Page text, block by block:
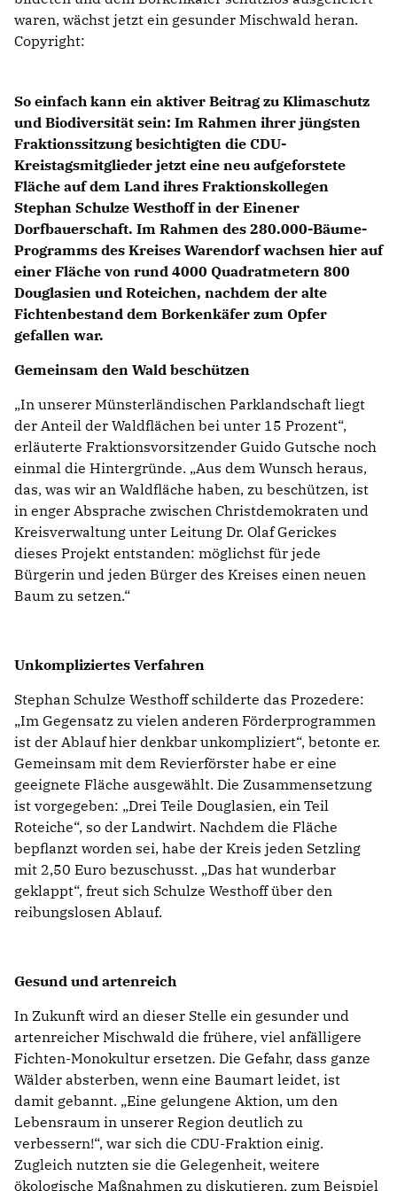
KREISAUSSCHUSS
AUSSCHUSS FÜR KINDER, JUGENDLICHE UND FAMILIEN
AUSSCHUSS FÜR SCHULE, KULTUR UND SPORT
FINANZAUSSCHUSS
AUSSCHUSS FÜR ARBEIT, SOZIALES UND GESUNDHEIT
AUSSCHUSS FÜR WIRTSCHAFT, UMWELT UND PLANUNG
POLIZEIBEIRAT
CDU Kreisverband Warendorf-Beckum
CDU Regionalrat Münster
LWL-Fraktion der CDU
Kommunalpolitische Vereinigung KPV NRW
So einfach kann ein aktiver Beitrag zu Klimaschutz
und Biodiversität sein: Im Rahmen ihrer jüngsten
Fraktionssitzung besichtigten die CDU-
Kreistagsmitglieder jetzt eine neu aufgeforstete
Fläche auf dem Land ihres Fraktionskollegen
Stephan Schulze Westhoff in der Einener
Dorfbauerschaft. Im Rahmen des 280.000-Bäume-
Programms des Kreises Warendorf wachsen hier auf
einer Fläche von rund 4000 Quadratmetern 800
Douglasien und Roteichen, nachdem der alte
Fichtenbestand dem Borkenkäfer zum Opfer
gefallen war.
Gemeinsam den Wald beschützen
In unserer Münsterländischen Parklandschaft liegt
der Anteil der Waldflächen bei unter 15 Prozent“,
erläuterte Fraktionsvorsitzender Guido Gutsche noch
einmal die Hintergründe. „Aus dem Wunsch heraus,
das, was wir an Waldfläche haben, zu beschützen, ist
in enger Absprache zwischen Christdemokraten und
Kreisverwaltung unter Leitung Dr. Olaf Gerickes
dieses Projekt entstanden: möglichst für jede
Bürgerin und jeden Bürger des Kreises einen neuen
Baum zu setzen.“
Unkompliziertes Verfahren
Stephan Schulze Westhoff schilderte das Prozedere:
Im Gegensatz zu vielen anderen Förderprogrammen
ist der Ablauf hier denkbar unkompliziert“, betonte er.
Gemeinsam mit dem Revierförster habe er eine
geeignete Fläche ausgewählt. Die Zusammensetzung
ist vorgegeben: „Drei Teile Douglasien, ein Teil
Roteiche“, so der Landwirt. Nachdem die Fläche
bepflanzt worden sei, habe der Kreis jeden Setzling
mit 2,50 Euro bezuschusst. „Das hat wunderbar
geklappt“, freut sich Schulze Westhoff über den
reibungslosen Ablauf.
Gesund und artenreich
In Zukunft wird an dieser Stelle ein gesunder und
artenreicher Mischwald die frühere, viel anfälligere
Fichten-Monokultur ersetzen. Die Gefahr, dass ganze
Wälder absterben, wenn eine Baumart leidet, ist
damit gebannt. „Eine gelungene Aktion, um den
Lebensraum in unserer Region deutlich zu
verbessern!“, war sich die CDU-Fraktion einig.
Zugleich nutzten sie die Gelegenheit, weitere
ökologische Maßnahmen zu diskutieren, zum Beispiel
waren, wächst jetzt ein gesunder Mischwald heran.
Copyright: